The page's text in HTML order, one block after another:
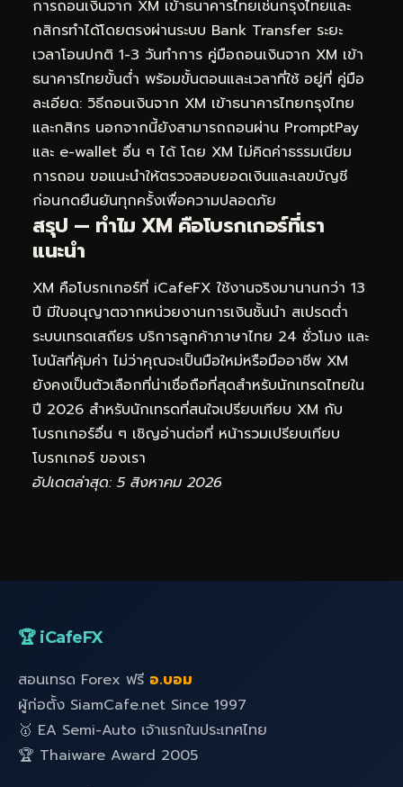
การถอนเงินจาก XM เข้าธนาคารไทยเช่นกรุงไทยและ
กสิกรทำได้โดยตรงผ่านระบบ Bank Transfer ระยะ
เวลาโอนปกติ 1-3 วันทำการ คู่มือถอนเงินจาก XM เข้า
ธนาคารไทยขั้นต่ำ พร้อมขั้นตอนและเวลาที่ใช้ อยู่ที่ คู่มือ
ละเอียด: วิธีถอนเงินจาก XM เข้าธนาคารไทยกรุงไทย
และกสิกร นอกจากนี้ยังสามารถถอนผ่าน PromptPay
และ e-wallet อื่น ๆ ได้ โดย XM ไม่คิดค่าธรรมเนียม
การถอน ขอแนะนำให้ตรวจสอบยอดเงินและเลขบัญชี
ก่อนกดยืนยันทุกครั้งเพื่อความปลอดภัย
สรุป — ทำไม XM คือโบรกเกอร์ที่เรา
แนะนำ
XM คือโบรกเกอร์ที่ iCafeFX ใช้งานจริงมานานกว่า 13
ปี มีใบอนุญาตจากหน่วยงานการเงินชั้นนำ สเปรดต่ำ
ระบบเทรดเสถียร บริการลูกค้าภาษาไทย 24 ชั่วโมง และ
โบนัสที่คุ้มค่า ไม่ว่าคุณจะเป็นมือใหม่หรือมืออาชีพ XM
ยังคงเป็นตัวเลือกที่น่าเชื่อถือที่สุดสำหรับนักเทรดไทยใน
ปี 2026 สำหรับนักเทรดที่สนใจเปรียบเทียบ XM กับ
โบรกเกอร์อื่น ๆ เชิญอ่านต่อที่ หน้ารวมเปรียบเทียบ
โบรกเกอร์ ของเรา
อัปเดตล่าสุด: 5 สิงหาคม 2026
🏆 iCafeFX
สอนเทรด Forex ฟรี อ.บอม
ผู้ก่อตั้ง SiamCafe.net Since 1997
🥇 EA Semi-Auto เจ้าแรกในประเทศไทย
🏆 Thaiware Award 2005